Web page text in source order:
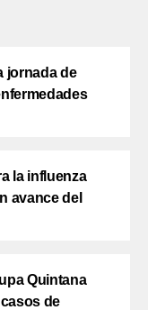
jornada de
la influenza
avance del
Quintana
de